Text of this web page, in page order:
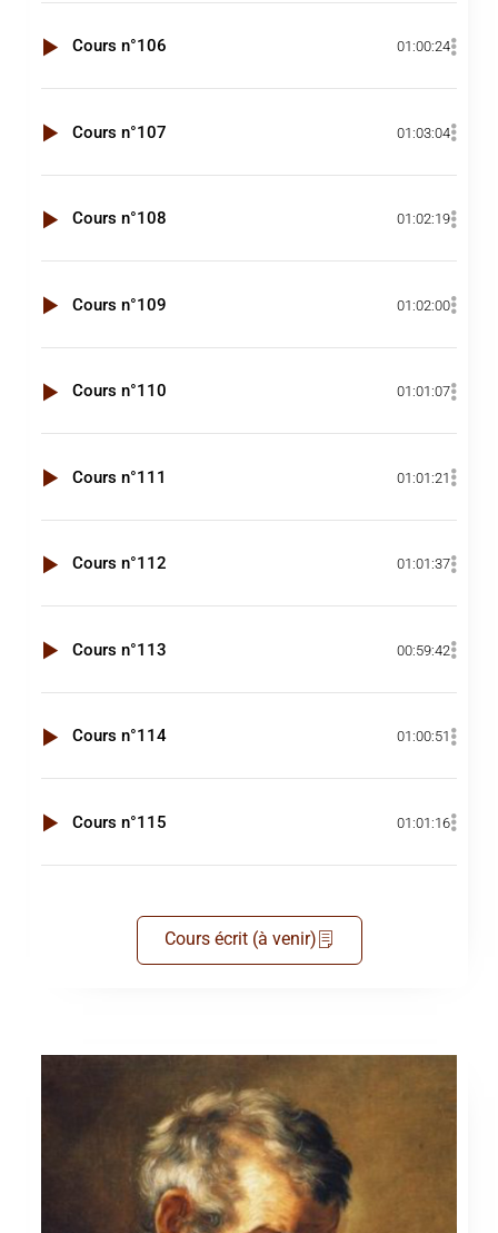
Cours n°106 01:00:24
Cours n°107 01:03:04
Cours n°108 01:02:19
Cours n°109 01:02:00
Cours n°110 01:01:07
Cours n°111 01:01:21
Cours n°112 01:01:37
Cours n°113 00:59:42
Cours n°114 01:00:51
Cours n°115 01:01:16
Cours écrit (à venir)